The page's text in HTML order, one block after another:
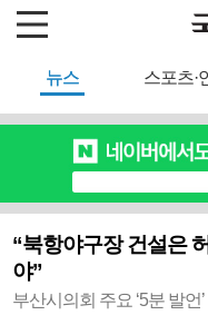
뉴스 스포츠·
“북항야구장 건설은
야”
부산시의회 주요 ‘5분 발언’